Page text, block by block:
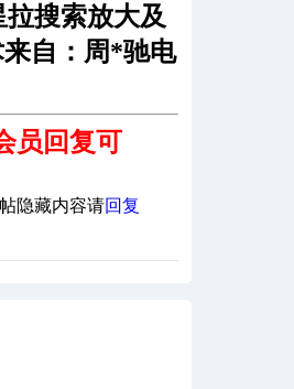
搜索放大及
自：周*驰电
员回复可
隐藏内容请回复